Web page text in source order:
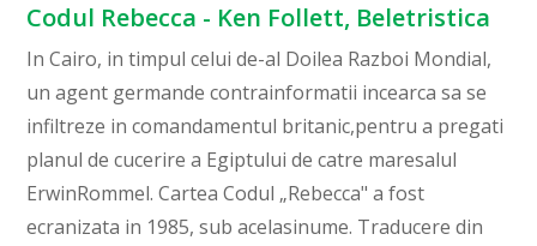
Codul Rebecca - Ken Follett, Beletristica
In Cairo, in timpul celui de-al Doilea Razboi Mondial,
un agent germande contrainformatii incearca sa se
infiltreze in comandamentul britanic,pentru a pregati
planul de cucerire a Egiptului de catre maresalul
ErwinRommel. Cartea Codul „Rebecca" a fost
ecranizata in 1985, sub acelasinume. Traducere din